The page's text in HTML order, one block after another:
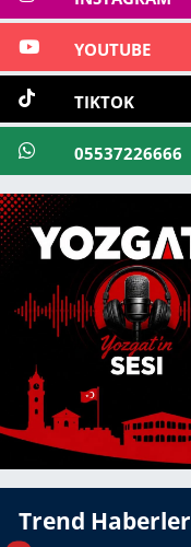
YOUTUBE
TIKTOK
05537226666
Trend Haberler